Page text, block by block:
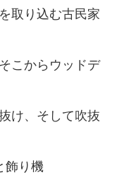
取り込む古民家
こからウッドデ
け、そして吹抜
飾り機